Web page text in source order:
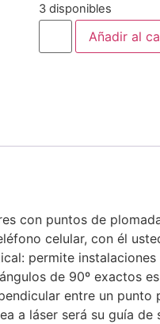
3 disponibles
Añadir al
con puntos de
celular, con él
permite
de 90º exactos
entre un
a láser será su guía